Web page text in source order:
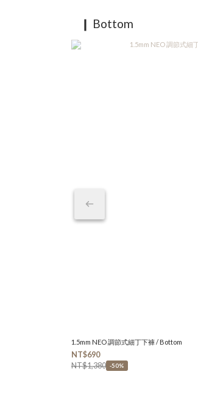
❙ Bottom
1.5mm NEO 調節式細丁下褲 / Bottom
NT$690
NT$1,380 -50%